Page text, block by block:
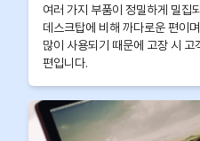
여러 가지 부품이 정밀하게 밀집
데스크탑에 비해 까다로운 편이
많이 사용되기 때문에 고장 시
편입니다.